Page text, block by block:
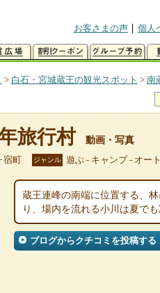
お客さまの声
個人
> 白石・宮城蔵王の観光スポット > 南
旅行村 動画・写真
宿町 ジャンル 遊ぶ - キャンプ - オー
蔵王連峰の南端に位置する、
り、場内を流れる小川は夏で
ブログからクチコミを投稿する